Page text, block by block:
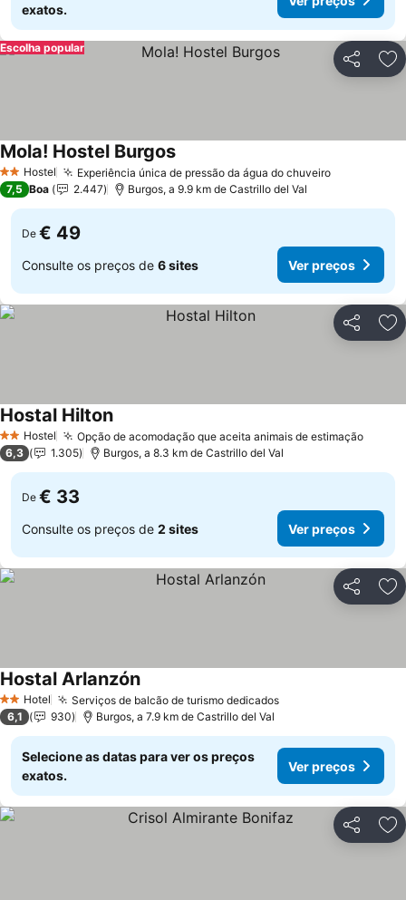
exatos.
Partilhar
Escolha popular
2 Estrelas
Hostel Experiência única de pressão da água do chuveiro
Mola! Hostel Burgos
7,5 Boa 2.447 Burgos, a 9.9 km de Castrillo del Val
De € 49
Consulte os preços de 6 sites Ver preços
Partilhar
2 Estrelas
Hostel Opção de acomodação que aceita animais de estimação
Hostal Hilton
6,3 1.305 Burgos, a 8.3 km de Castrillo del Val
De € 33
Consulte os preços de 2 sites Ver preços
Partilhar
2 Estrelas
Hotel Serviços de balcão de turismo dedicados
Hostal Arlanzón
6,1 930 Burgos, a 7.9 km de Castrillo del Val
Selecione as datas para ver os preços
exatos.
Ver preços
Partilhar